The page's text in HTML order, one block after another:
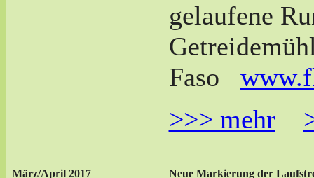
gelaufene
Faso
>>> mehr
März/April 2017 Neue Markierung der